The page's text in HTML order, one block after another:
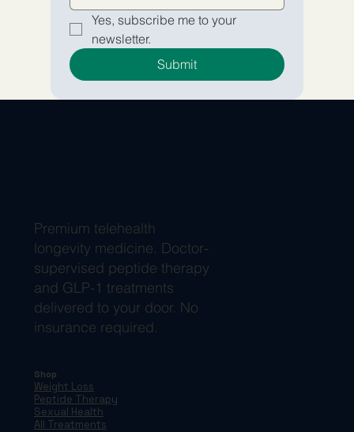
Yes, subscribe me to your
newsletter.
Submit
Premium telehealth
longevity medicine. Doctor-
supervised peptide therapy
and GLP-1 treatments
delivered to your door. No
insurance required.
Shop
Weight Loss
Peptide Therapy
Sexual Health
All Treatments